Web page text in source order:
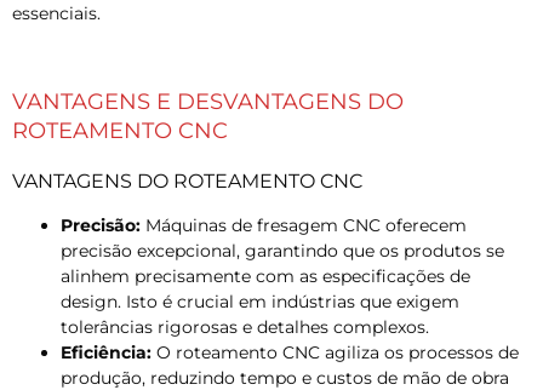
essenciais.
VANTAGENS E DESVANTAGENS DO
ROTEAMENTO CNC
VANTAGENS DO ROTEAMENTO CNC
Precisão: Máquinas de fresagem CNC oferecem
precisão excepcional, garantindo que os produtos se
alinhem precisamente com as especificações de
design. Isto é crucial em indústrias que exigem
tolerâncias rigorosas e detalhes complexos.
Eficiência: O roteamento CNC agiliza os processos de
produção, reduzindo tempo e custos de mão de obra